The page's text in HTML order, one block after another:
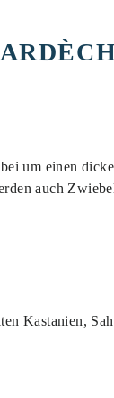
um einen
auch
Kastanien,